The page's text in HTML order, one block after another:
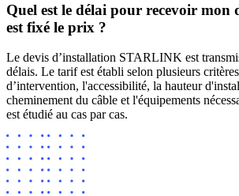
Quel est le délai pour recevoir mon
est fixé le prix ?
Le devis d’installation STARLINK est
délais. Le tarif est établi selon plusieurs
d’intervention, l'accessibilité, la hauteur
cheminement du câble et l'équipements
est étudié au cas par cas.